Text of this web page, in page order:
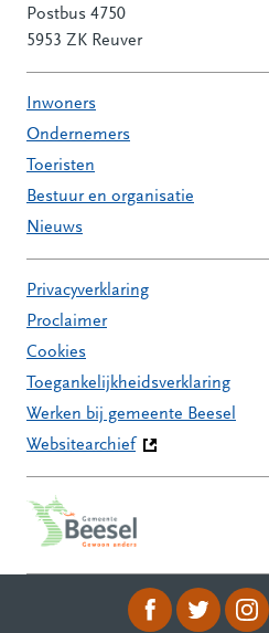
Postbus 4750
5953 ZK Reuver
Inwoners
Ondernemers
Toeristen
Bestuur en organisatie
Nieuws
Privacyverklaring
Proclaimer
Cookies
Toegankelijkheidsverklaring
Werken bij gemeente Beesel
Websitearchief